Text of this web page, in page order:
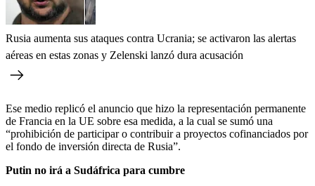
Rusia aumenta sus ataques contra Ucrania; se activaron las alertas
aéreas en estas zonas y Zelenski lanzó dura acusación
Ese medio replicó el anuncio que hizo la representación permanente
de Francia en la UE sobre esa medida, a la cual se sumó una
“prohibición de participar o contribuir a proyectos cofinanciados por
el fondo de inversión directa de Rusia”.
Putin no irá a Sudáfrica para cumbre